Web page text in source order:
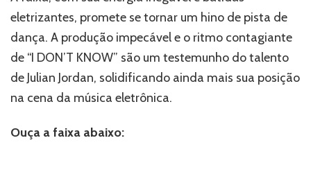
eletrizantes, promete se tornar um hino de pista de
dança. A produção impecável e o ritmo contagiante
de “I DON’T KNOW” são um testemunho do talento
de Julian Jordan, solidificando ainda mais sua posição
na cena da música eletrônica.
Ouça a faixa abaixo: